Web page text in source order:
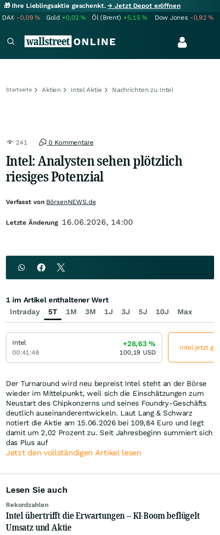
🎁 Ihre Lieblingsaktie geschenkt.→ Jetzt Depot eröffnen
DAX -0,09% Gold +0,02% Öl (Brent) +5,15% Dow Jones -0,92%
Startseite Aktien Intel Aktie Nachrichten zu Intel
241 0 Kommentare
Intel: Analysten sehen plötzlich
riesiges Potenzial
Der Turnaround wird neu bepreist Intel steht an der Börse
wieder im Mittelpunkt, weil sich die Einschätzungen zum
Neustart des Chipkonzerns und seines Foundry-Geschäfts
deutlich auseinanderentwickeln. Laut Lang & Schwarz
notiert die Aktie am 15.06.2026 bei 109,84 Euro und legt
damit um 2,02 Prozent zu. Seit Jahresbeginn summiert sich
das Plus auf
Jetzt den vollständigen Artikel lesen
Lesen Sie auch
Rekordzahlen
Intel übertrifft die Erwartungen – KI-Boom beflügelt
Umsatz und Aktie
Verfasst von BörsenNEWS.de
Letzte Änderung 16.06.2026, 14:00
Intraday 5T 1M 3M 1J 3J 5J 10J Max
1 im Artikel enthaltener Wert
Intel
00:41:48
+28,63%
100,19 USD
Intel jetzt